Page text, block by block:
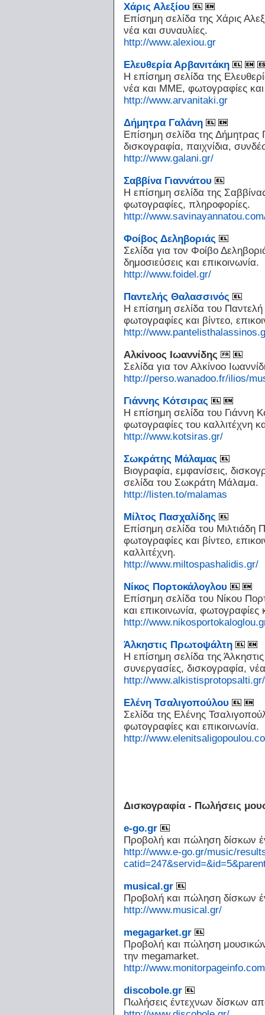
Χάρις Αλεξίου
Επίσημη σελίδα της Χάρις
νέα και συναυλίες.
http://www.alexiou.gr
Ελευθερία Αρβανιτάκη
Η επίσημη σελίδα της
νέα και ΜΜΕ, φωτογραφίες και
http://www.arvanitaki.gr
Δήμητρα Γαλάνη
Επίσημη σελίδα της
δισκογραφία, παιχνίδια,
http://www.galani.gr/
Σαββίνα Γιαννάτου
Η επίσημη σελίδα της
φωτογραφίες, πληροφορίες.
http://
Φοίβος Δεληβοριάς
Σελίδα για τον Φοίβο
δημοσιεύσεις και επικοινωνία.
http://www.foidel.gr/
Παντελής Θαλασσινός
Η επίσημη σελίδα του
φωτογραφίες και βίντεο,
http://
Αλκίνοος Ιωαννίδης
Σελίδα για τον Αλκίνοο
http://perso.wanadoo.fr/ilios/
Γιάννης Κότσιρας
Η επίσημη σελίδα του Γιάννη
φωτογραφίες του καλλιτέχνη
http://www.kotsiras.gr/
Σωκράτης Μάλαμας
Βιογραφία, εμφανίσεις,
σελίδα του Σωκράτη Μάλαμα.
http://listen.to/malamas
Μίλτος Πασχαλίδης
Επίσημη σελίδα του Μιλτιάδη
φωτογραφίες και βίντεο,
καλλιτέχνη.
http://www.miltospashalidis.gr/
Νίκος Πορτοκάλογλου
Επίσημη σελίδα του Νίκου
και επικοινωνία, φωτογραφίες
http://
Άλκηστις Πρωτοψάλτη
Η επίσημη σελίδα της
συνεργασίες, δισκογραφία,
http://www.alkistisprotopsalti.gr/
Ελένη Τσαλιγοπούλου
Σελίδα της Ελένης
φωτογραφίες και επικοινωνία.
http://
Δισκογραφία - Πωλήσεις
e-go.gr
Προβολή και πώληση δίσκων
http://www.e-go.gr/music/
musical.gr
Προβολή και πώληση δίσκων
http://www.musical.gr/
megagarket.gr
Προβολή και πώληση
την megamarket.
http://
discobole.gr
Πωλήσεις έντεχνων δίσκων